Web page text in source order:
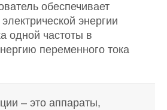
обеспечивает
энергии
одной частоты в
переменного тока
– это аппараты,